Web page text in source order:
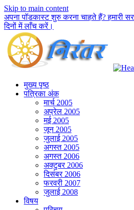
Skip to main content
अपना पॉडकास्ट शुरु करना चाहते हैं? हमारी
दिनों में लाँच करें।
मुख्य पृष्ठ
पत्रिका अंक
मार्च 2005
अप्रेल 2005
मई 2005
जून 2005
जुलाई 2005
अगस्त 2005
अगस्त 2006
अक्टुबर 2006
दिसंबर 2006
फरवरी 2007
जुलाई 2008
विषय